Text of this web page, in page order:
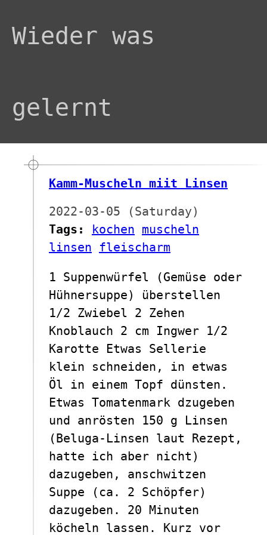
Wieder was
gelernt
Kamm-Muscheln miit Linsen
2022-03-05 (Saturday)
Tags:
kochen muscheln
linsen fleischarm
1 Suppenwürfel (Gemüse oder
Hühnersuppe) überstellen
1/2 Zwiebel 2 Zehen
Knoblauch 2 cm Ingwer 1/2
Karotte Etwas Sellerie
klein schneiden, in etwas
Öl in einem Topf dünsten.
Etwas Tomatenmark dzugeben
und anrösten 150 g Linsen
(Beluga-Linsen laut Rezept,
hatte ich aber nicht)
dazugeben, anschwitzen
Suppe (ca. 2 Schöpfer)
dazugeben. 20 Minuten
köcheln lassen. Kurz vor